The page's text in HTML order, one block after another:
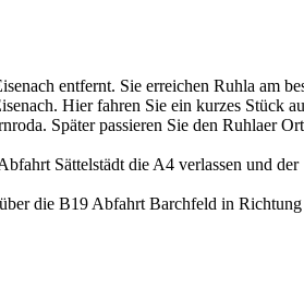
entfernt. Sie erreichen Ruhla am
Hier fahren Sie ein kurzes Stück
Später passieren Sie den Ruhlaer
Sättelstädt die A4 verlassen und der
die B19 Abfahrt Barchfeld in